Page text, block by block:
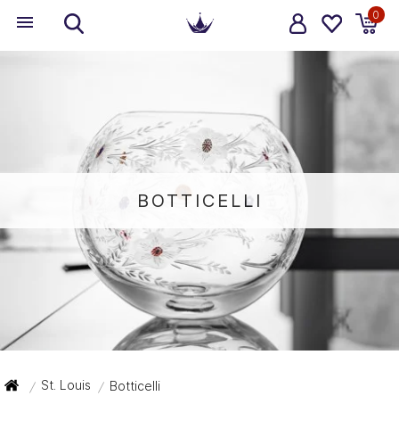
0
BOTTICELLI
/ St. Louis / Botticelli